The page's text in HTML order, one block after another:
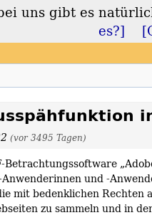
(vor 3495 Tagen)
und -
mit bedenklichen Rechten
zu sammeln und in
uns gibt es
es?]